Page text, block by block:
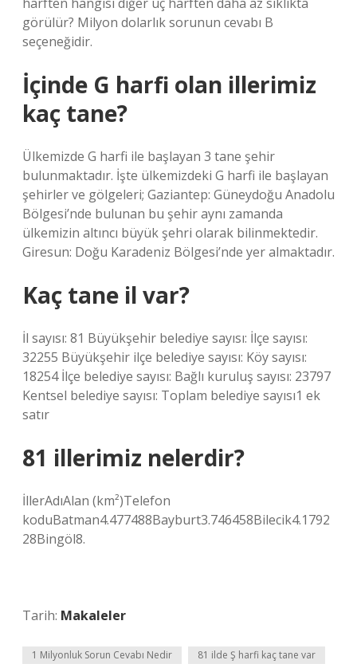
görülür? Milyon dolarlık sorunun cevabı B
seçeneğidir.
İçinde G harfi olan illerimiz
kaç tane?
Ülkemizde G harfi ile başlayan 3 tane şehir
bulunmaktadır. İşte ülkemizdeki G harfi ile başlayan
şehirler ve gölgeleri; Gaziantep: Güneydoğu Anadolu
Bölgesi’nde bulunan bu şehir aynı zamanda
ülkemizin altıncı büyük şehri olarak bilinmektedir.
Giresun: Doğu Karadeniz Bölgesi’nde yer almaktadır.
Kaç tane il var?
İl sayısı: 81 Büyükşehir belediye sayısı: İlçe sayısı:
32255 Büyükşehir ilçe belediye sayısı: Köy sayısı:
18254 İlçe belediye sayısı: Bağlı kuruluş sayısı: 23797
Kentsel belediye sayısı: Toplam belediye sayısı1 ek
satır
81 illerimiz nelerdir?
İllerAdıAlan (km²)Telefon
koduBatman4.477488Bayburt3.746458Bilecik4.1792
28Bingöl8.
Tarih: Makaleler
1 Milyonluk Sorun Cevabı Nedir 81 ilde Ş harfi kaç tane var